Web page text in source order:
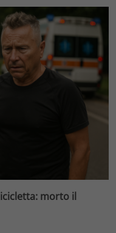
morto il